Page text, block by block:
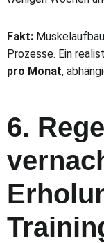
Fakt:
Prozesse. Ein
pro Monat,
6.